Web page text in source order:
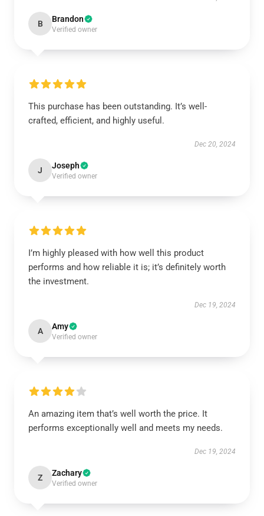
B Brandon
Verified owner
This purchase has been outstanding. It’s well-
crafted, efficient, and highly useful.
Dec 20, 2024
J Joseph
Verified owner
I’m highly pleased with how well this product
performs and how reliable it is; it’s definitely worth
the investment.
Dec 19, 2024
A Amy
Verified owner
An amazing item that’s well worth the price. It
performs exceptionally well and meets my needs.
Dec 19, 2024
Z Zachary
Verified owner